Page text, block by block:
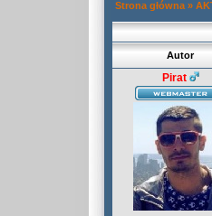
Strona główna »
Autor
Pirat